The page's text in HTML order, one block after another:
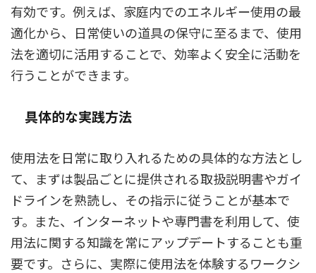
有効です。例えば、家庭内でのエネルギー使用の最
適化から、日常使いの道具の保守に至るまで、使用
法を適切に活用することで、効率よく安全に活動を
行うことができます。
具体的な実践方法
使用法を日常に取り入れるための具体的な方法とし
て、まずは製品ごとに提供される取扱説明書やガイ
ドラインを熟読し、その指示に従うことが基本で
す。また、インターネットや専門書を利用して、使
用法に関する知識を常にアップデートすることも重
要です。さらに、実際に使用法を体験するワークシ